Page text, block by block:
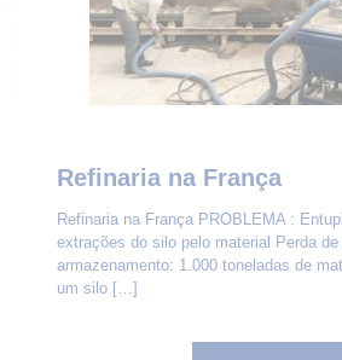
Refinaria na França
Refinaria na França PROBLEMA :
extrações do silo pelo material Perda
armazenamento: 1.000 toneladas de
um silo[…]